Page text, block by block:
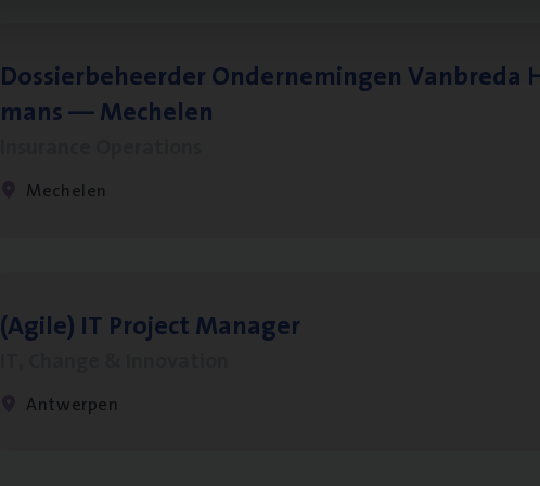
Dos­sier­be­heer­der Onder­ne­min­gen Van­b­re­da
mans — Mechelen
Mechelen
(Agi­le) IT Pro­ject Manager
Antwerpen